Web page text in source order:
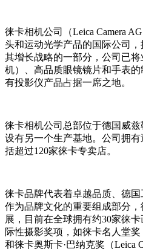
徕卡相机公司（Leica Camera
头和运动光学产品的国际公司
其增长战略的一部分，公司已
机）、高品质眼镜镜片和手表
有投影仪产品占据一席之地。
徕卡相机公司总部位于德国威
设有另一个生产基地。公司拥
括超过120家徕卡专卖店。
徕卡品牌代表着卓越品质、德国
作为品牌文化的重要组成部分
展，目前在全球拥有约30家徕
际性摄影奖项，如徕卡名人堂奖
和徕卡奥斯卡·巴纳克奖（Leica